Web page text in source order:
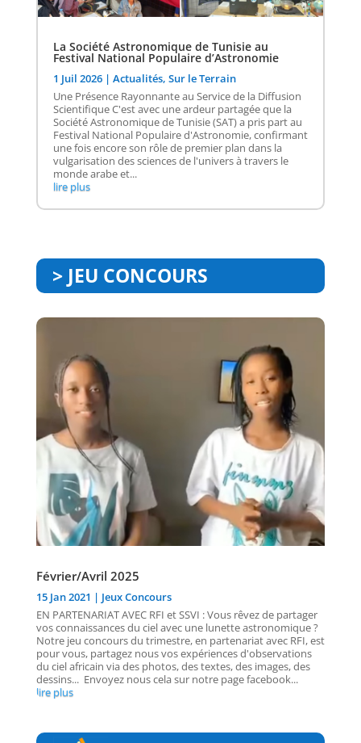
La Société Astronomique de Tunisie au
Festival National Populaire d’Astronomie
1 Juil 2026| Actualités, Sur le Terrain
Une Présence Rayonnante au Service de la Diffusion
Scientifique C'est avec une ardeur partagée que la
Société Astronomique de Tunisie (SAT) a pris part au
Festival National Populaire d'Astronomie, confirmant
une fois encore son rôle de premier plan dans la
vulgarisation des sciences de l'univers à travers le
monde arabe et...
lire plus
> JEU CONCOURS
Février/Avril 2025
15 Jan 2021 | Jeux Concours
EN PARTENARIAT AVEC RFI et SSVI : Vous rêvez de partager
vos connaissances du ciel avec une lunette astronomique ?
Notre jeu concours du trimestre, en partenariat avec RFI, est
pour vous, partagez nous vos expériences d'observations
du ciel africain via des photos, des textes, des images, des
dessins... Envoyez nous cela sur notre page facebook...
lire plus